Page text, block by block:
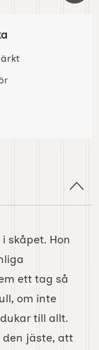
skåpet. Hon
ett tag så
om inte
till allt.
den jäste, att